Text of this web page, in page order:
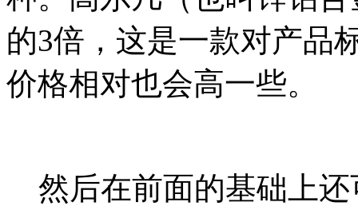
的3倍，这是一款对产品
价格相对也会高一些。
然后在前面的基础上还